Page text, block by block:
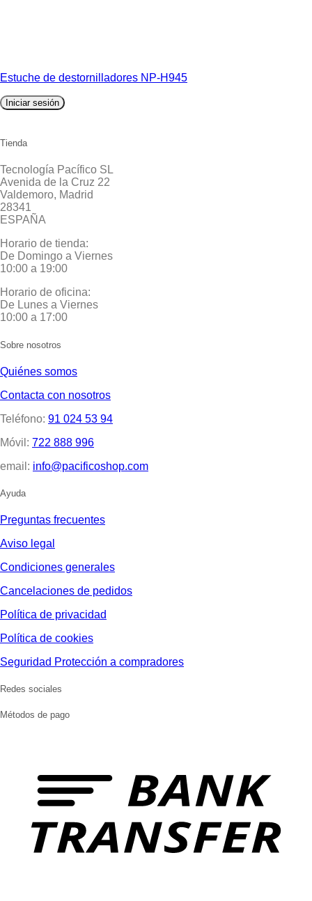
Estuche de destornilladores NP-H945
Iniciar sesión
Tienda
Tecnología Pacífico SL
Avenida de la Cruz 22
Valdemoro, Madrid
28341
ESPAÑA
Horario de tienda:
De Domingo a Viernes
10:00 a 19:00
Horario de oficina:
De Lunes a Viernes
10:00 a 17:00
Sobre nosotros
Quiénes somos
Contacta con nosotros
Teléfono: 91 024 53 94
Móvil: 722 888 996
email: info@pacificoshop.com
Ayuda
Preguntas frecuentes
Aviso legal
Condiciones generales
Cancelaciones de pedidos
Política de privacidad
Política de cookies
Seguridad Protección a compradores
Redes sociales
Métodos de pago